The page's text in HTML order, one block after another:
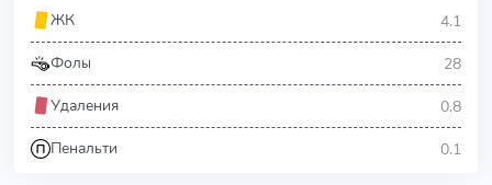
ЖК
4.1
Фолы 28
Удаления 0.8
Пенальти 0.1